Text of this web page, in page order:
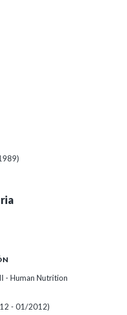
- Human Nutrition
- 01/2012)